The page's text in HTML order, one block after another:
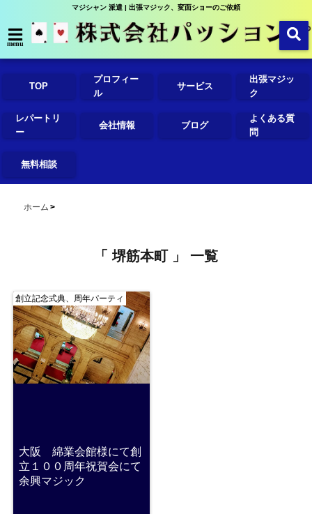
マジシャン 派遣 | 出張マジック、変面ショーのご依頼
menu
TOP
プロフィー
ル
サービス
出張マジッ
ク
レパートリ
ー
会社情報 ブログ
よくある質
問
無料相談
ホーム
「 堺筋本町 」 一覧
創立記念式典、周年パーティ
大阪 綿業会館様にて創
立１００周年祝賀会にて
余興マジック